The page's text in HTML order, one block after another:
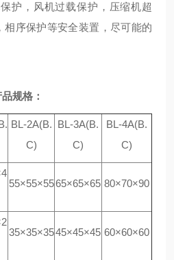
护，风机过载保护，压缩机超
相序保护等安全装置，尽可能的
规格：
BL-2A(B.
C)
BL-3A(B.
C)
BL-4A(B.
C)
55×55×5565×65×65 80×70×90
35×35×3545×45×45 60×60×60